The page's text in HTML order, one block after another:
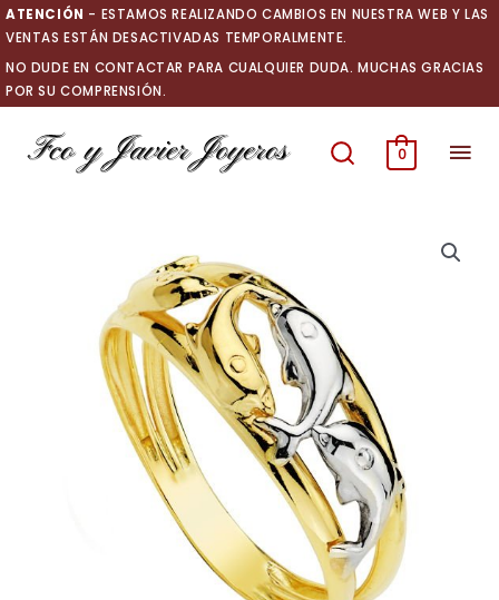
Ir
al
contenido
ATENCIÓN - ESTAMOS REALIZANDO CAMBIOS EN NUESTRA WEB Y LAS
VENTAS ESTÁN DESACTIVADAS TEMPORALMENTE.
NO DUDE EN CONTACTAR PARA CUALQUIER DUDA. MUCHAS GRACIAS
POR SU COMPRENSIÓN.
0